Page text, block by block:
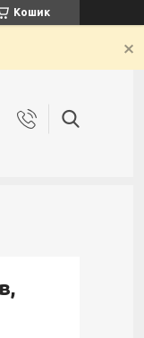
Кошик